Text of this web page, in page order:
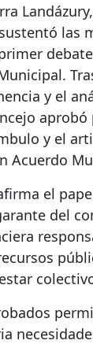
las
y el
y el
Acuerdo
el
del